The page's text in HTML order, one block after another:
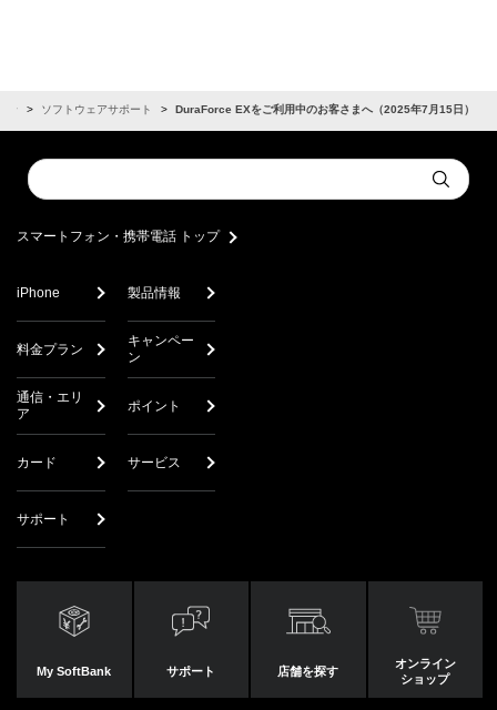
せ ソフトウェアサポート DuraForce EXをご利用中のお客さまへ（2025年7月15日）
Conduct
a
Submit
スマートフォン・携帯電話 トップ
iPhone 製品情報
料金プラン
キャンペー
ン
通信・エリ
ア
ポイント
カード サービス
サポート
My SoftBank サポート 店舗を探す
オンライン
ショップ